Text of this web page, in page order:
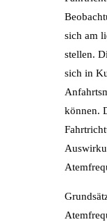
sich am
stellen.
sich in
können.